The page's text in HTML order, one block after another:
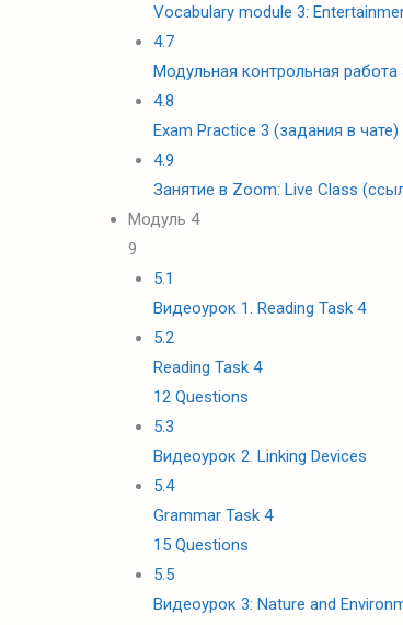
Vocabulary module 3:
4.7
Модульная контрольная работа
4.8
Exam Practice 3 (задания в чате)
4.9
Занятие в Zoom: Live Class
Модуль 4
9
5.1
Видеоурок 1. Reading Task 4
5.2
Reading Task 4
12 Questions
5.3
Видеоурок 2. Linking Devices
5.4
Grammar Task 4
15 Questions
5.5
Видеоурок 3: Nature and